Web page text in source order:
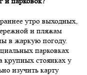
утро выходных,
и пляжам
в жаркую погоду.
парковках
крупных стоянках у
изучить карту